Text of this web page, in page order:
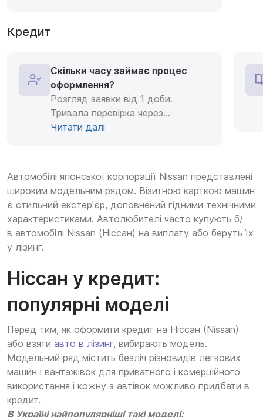
Кредит
Скільки часу займає процес
оформлення?
Розгляд заявки від 1 доби.
Тривала перевірка через...
Читати далі
Автомобілі японської корпорації Nissan представлені
широким модельним рядом. Візитною карткою машин
є стильний екстер'єр, доповнений гідними технічними
характеристиками. Автолюбителі часто купують б/
в автомобілі Nissan (Ніссан) на виплату або беруть їх
у лізинг.
Ніссан у кредит:
популярні моделі
Перед тим, як оформити кредит на Ніссан (Nissan)
або взяти авто в лізинг, вибирають модель.
Модельний ряд містить безліч різновидів легкових
машин і вантажівок для приватного і комерційного
використання і кожну з автівок можливо придбати в
кредит.
В Україні найпопулярніші такі моделі: